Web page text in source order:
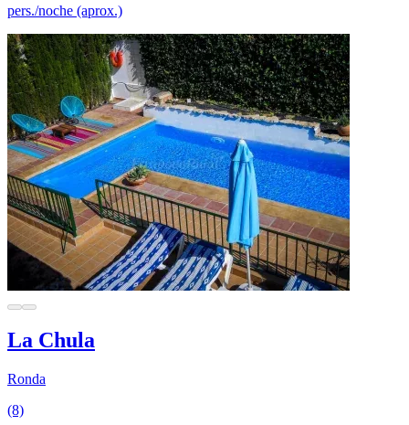
pers./noche (aprox.)
La Chula
Ronda
(8)